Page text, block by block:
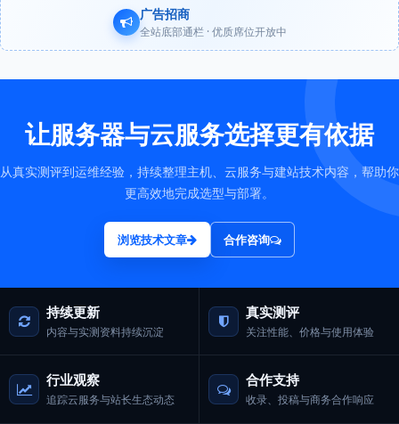
广告招商
全站底部通栏 · 优质席位开放中
让服务器与云服务选择更有依据
从真实测评到运维经验，持续整理主机、云服务与建站技术内容，帮助你
更高效地完成选型与部署。
浏览技术文章 合作咨询
持续更新
内容与实测资料持续沉淀
真实测评
关注性能、价格与使用体验
行业观察
追踪云服务与站长生态动态
合作支持
收录、投稿与商务合作响应